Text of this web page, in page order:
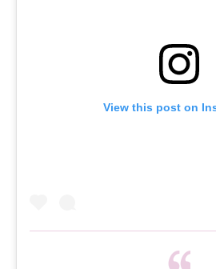
View this post on